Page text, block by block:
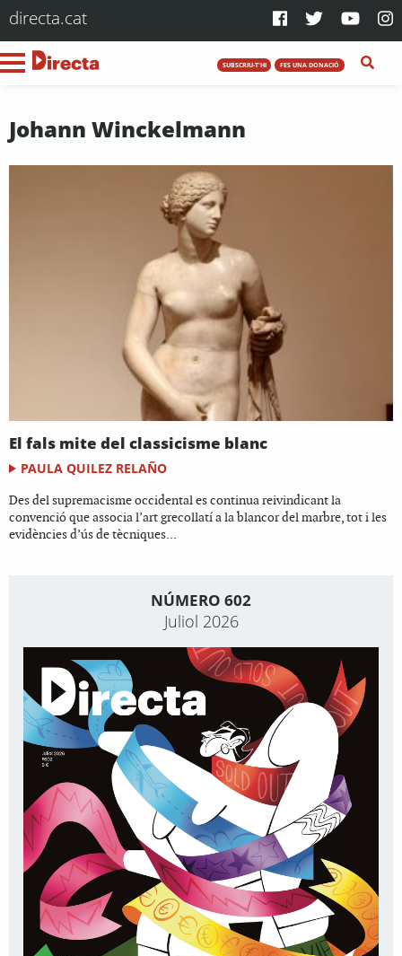
directa.cat
SUBSCRIU-T'HI FES UNA DONACIÓ
Johann Winckelmann
El fals mite del classicisme blanc
PAULA QUILEZ RELAÑO
Des del supremacisme occidental es continua reivindicant la
convenció que associa l’art grecollatí a la blancor del marbre, tot i les
evidències d’ús de tècniques...
NÚMERO 602
Juliol 2026